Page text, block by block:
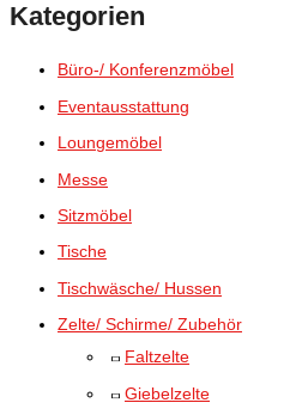
Kategorien
Büro-/ Konferenzmöbel
Eventausstattung
Loungemöbel
Messe
Sitzmöbel
Tische
Tischwäsche/ Hussen
Zelte/ Schirme/ Zubehör
Faltzelte
Giebelzelte